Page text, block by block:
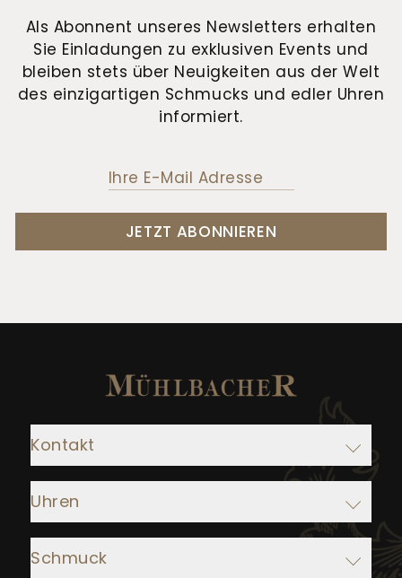
Als Abonnent unseres Newsletters erhalten
Sie Einladungen zu exklusiven Events und
bleiben stets über Neuigkeiten aus der Welt
des einzigartigen Schmucks und edler Uhren
informiert.
JETZT ABONNIEREN
Kontakt
Adresse:
93047 Regensburg
Uhren
Rolex
Schmuck